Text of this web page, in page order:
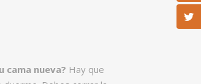
cama nueva? Hay que